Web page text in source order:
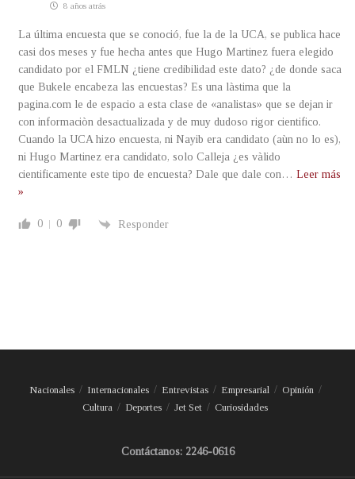
8 años atrás
La última encuesta que se conoció, fue la de la UCA, se publica hace
casi dos meses y fue hecha antes que Hugo Martinez fuera elegido
candidato por el FMLN ¿tiene credibilidad este dato? ¿de donde saca
que Bukele encabeza las encuestas? Es una làstima que la
pagina.com le de espacio a esta clase de «analistas» que se dejan ir
con informaciòn desactualizada y de muy dudoso rigor cientifico.
Cuando la UCA hizo encuesta, ni Nayib era candidato (aùn no lo es),
ni Hugo Martinez era candidato, solo Calleja ¿es vàlido
cientificamente este tipo de encuesta? Dale que dale con… Leer más
»
0 0 Responder
Nacionales Internacionales Entrevistas Empresarial
Opinión
Cultura
Deportes Jet Set Curiosidades
Contáctanos: 2246-0616